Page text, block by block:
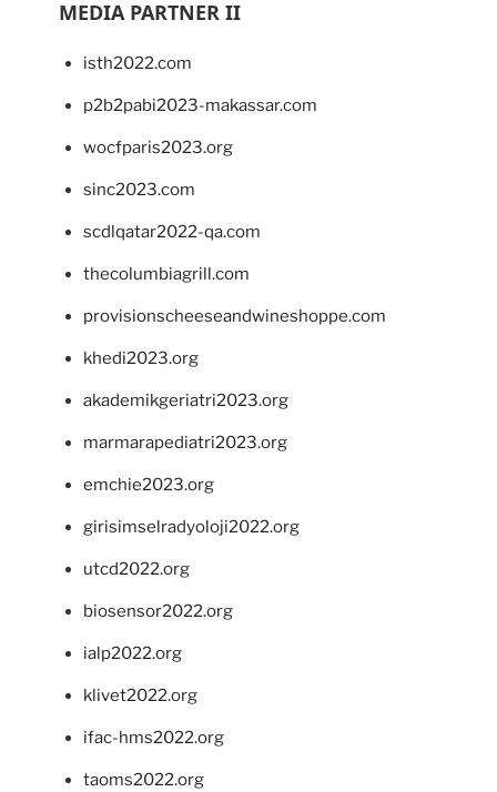
MEDIA PARTNER II
isth2022.com
p2b2pabi2023-makassar.com
wocfparis2023.org
sinc2023.com
scdlqatar2022-qa.com
thecolumbiagrill.com
provisionscheeseandwineshoppe.com
khedi2023.org
akademikgeriatri2023.org
marmarapediatri2023.org
emchie2023.org
girisimselradyoloji2022.org
utcd2022.org
biosensor2022.org
ialp2022.org
klivet2022.org
ifac-hms2022.org
taoms2022.org